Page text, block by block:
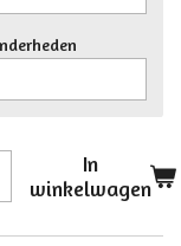
In
winkelwagen